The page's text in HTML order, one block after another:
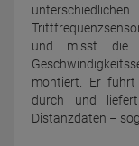
und misst die
montiert. Er
durch und
Distanzdaten –